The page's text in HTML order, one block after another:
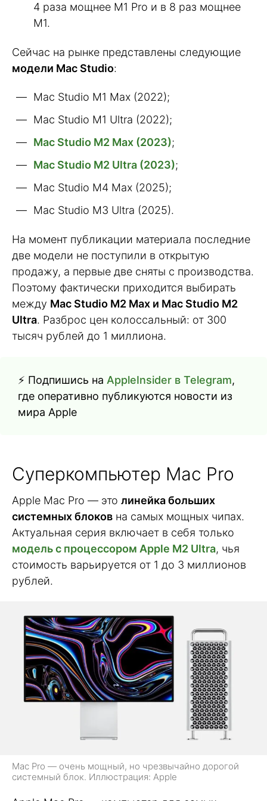
4 раза мощнее M1 Pro и в 8 раз мощнее
M1.
Сейчас на рынке представлены следующие
модели Mac Studio:
Mac Studio M1 Max (2022);
Mac Studio M1 Ultra (2022);
Mac Studio M2 Max (2023);
Mac Studio M2 Ultra (2023);
Mac Studio M4 Max (2025);
Mac Studio M3 Ultra (2025).
На момент публикации материала последние
две модели не поступили в открытую
продажу, а первые две сняты с производства.
Поэтому фактически приходится выбирать
между Mac Studio M2 Max и Mac Studio M2
Ultra. Разброс цен колоссальный: от 300
тысяч рублей до 1 миллиона.
⚡ Подпишись на AppleInsider в Telegram,
где оперативно публикуются новости из
мира Apple
Суперкомпьютер Mac Pro
Apple Mac Pro — это линейка больших
системных блоков на самых мощных чипах.
Актуальная серия включает в себя только
модель с процессором Apple M2 Ultra, чья
стоимость варьируется от 1 до 3 миллионов
рублей.
Mac Pro — очень мощный, но чрезвычайно дорогой
системный блок. Иллюстрация: Apple